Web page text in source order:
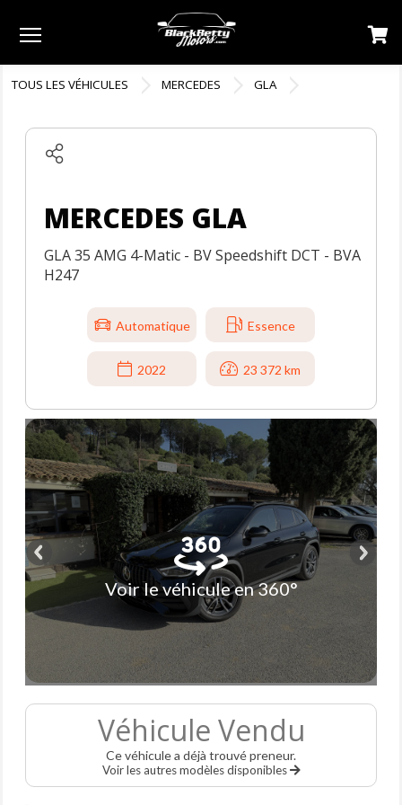
TOUS LES VÉHICULES MERCEDES GLA
MERCEDES GLA
GLA 35 AMG 4-Matic - BV Speedshift DCT - BVA
H247
Automatique Essence
2022 23 372 km
Voir le véhicule en 360°
Véhicule Vendu
Ce véhicule a déjà trouvé preneur.
Voir les autres modèles disponibles